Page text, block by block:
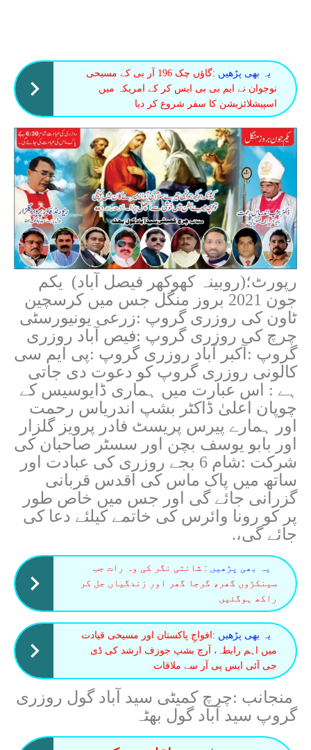
یہ بھی پڑھیں :
گاؤں چک 196 آر بی کے مسیحی
نوجوان نے ایم بی بی ایس کر کے امریکہ میں
اسپیشلائزیشن کا سفر شروع کر دیا
رپورٹ؛(روبینہ کھوکھر فیصل آباد) یکم
جون 2021 بروز منگل جس میں کرسچین
ٹاون کی روزری گروپ :زرعی یونیورسٹی
چرچ کی روزری گروپ :فیص آباد روزری
گروپ :آکبر آباد روزری گروپ :پی ایم سی
کالونی روزری گروپ کو دعوت دی جاتی
ہے : اس عبارت میں ہماری ڈایوسیس کے
چوپان اعلیٰ ڈاکٹر بشپ اندریاس رحمت
اور ہمارے پیرس پریسٹ فادر پرویز گلزار
اور بابو یوسف بچن اور سسٹر صاحبان کی
شرکت :شام 6 بجے روزری کی عبادت اور
ساتھ میں پاک ماس کی اقدس قربانی
گزرانی جائے گی اور جس میں خاص طور
پر کو رونا وائرس کی خاتمے کیلئے دعا کی
جائے گی،.
یہ بھی پڑھیں : شانتی نگر کی وہ رات جب
سینکڑوں گھر، گرجا گھر اور زندگیاں جل کر
راکھ ہوگئیں
یہ بھی پڑھیں : افواجِ پاکستان اور مسیحی قیادت
میں اہم رابطہ، آرچ بشپ جوزف ارشد کی ڈی
جی آئی ایس پی آر سے ملاقات
منجانب :چرچ کمیٹی سید آباد گول روزری
گروپ سید آباد گول بھٹہ